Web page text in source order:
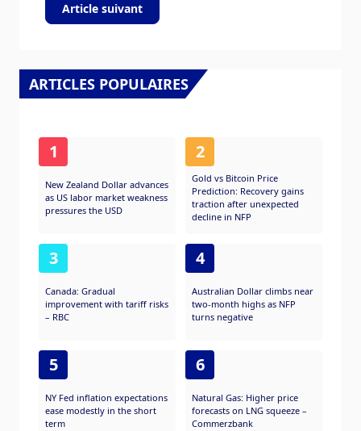
Article suivant
ARTICLES POPULAIRES
1
New Zealand Dollar advances
as US labor market weakness
pressures the USD
2
Gold vs Bitcoin Price
Prediction: Recovery gains
traction after unexpected
decline in NFP
3
Canada: Gradual
improvement with tariff risks
– RBC
4
Australian Dollar climbs near
two-month highs as NFP
turns negative
5
NY Fed inflation expectations
ease modestly in the short
term
6
Natural Gas: Higher price
forecasts on LNG squeeze –
Commerzbank